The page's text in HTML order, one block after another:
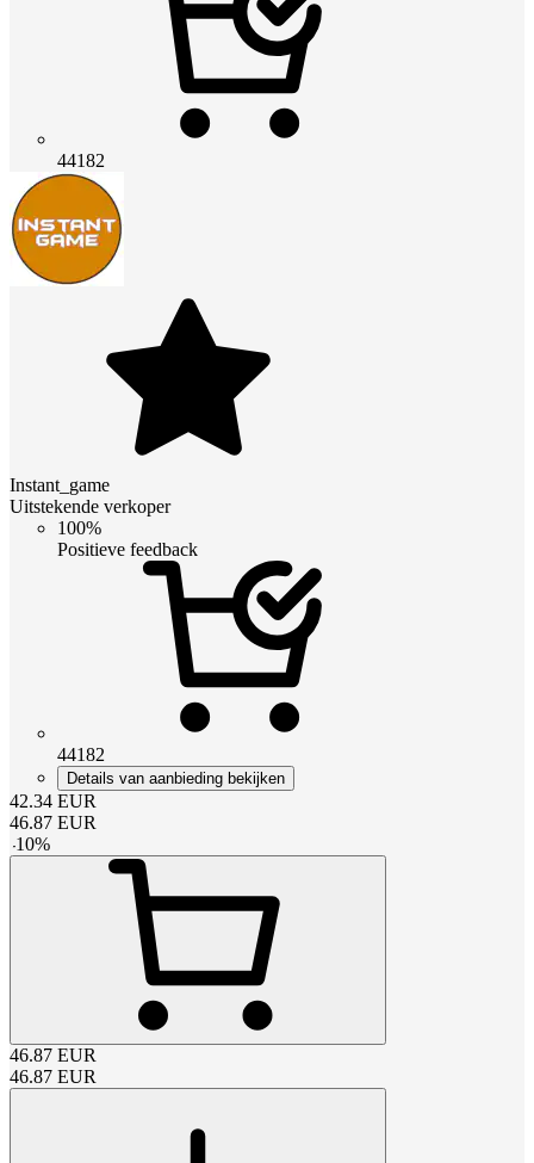
44182
Instant_game
Uitstekende verkoper
100%
Positieve feedback
44182
Details van aanbieding bekijken
42.34 EUR
46.87 EUR
-10%
46.87 EUR
46.87 EUR